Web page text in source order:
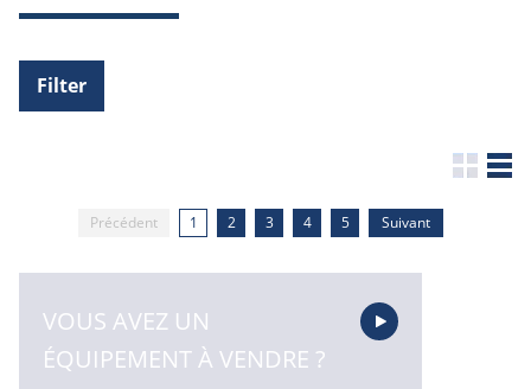
Filter
Précédent 1 2 3 4 5 Suivant
VOUS AVEZ UN
ÉQUIPEMENT À VENDRE ?